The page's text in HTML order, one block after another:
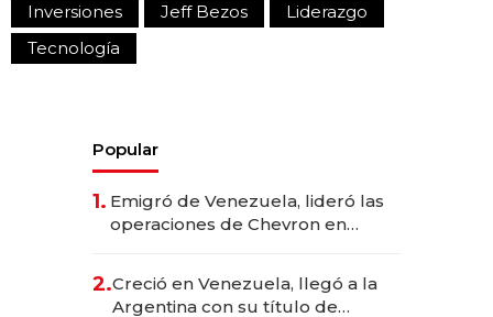
Inversiones
Jeff Bezos
Liderazgo
Tecnología
Popular
1. Emigró de Venezuela, lideró las
operaciones de Chevron en
2.Creció en Venezuela, llegó a la
Argentina con su título de